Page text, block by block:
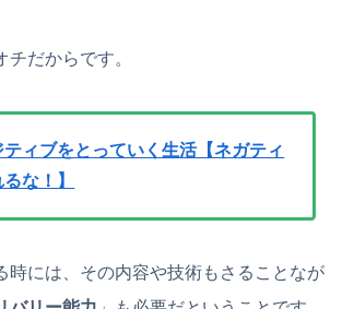
チだからです。
ィブをとっていく生活【ネガティ
な！】
時には、その内容や技術もさることなが